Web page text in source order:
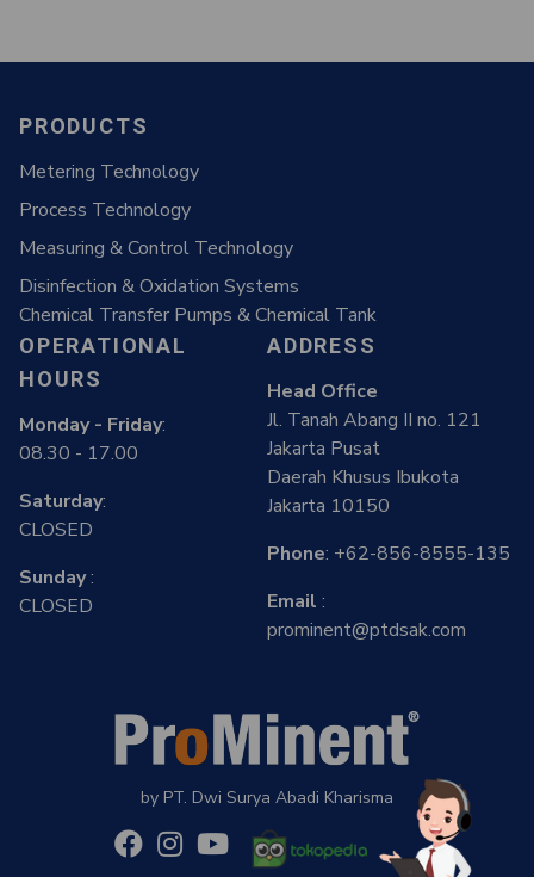
by PT. Dwi Surya Abadi Kharisma
PRODUCTS
Metering Technology
Process Technology
Measuring & Control Technology
Disinfection & Oxidation Systems
Chemical Transfer Pumps & Chemical Tank
OPERATIONAL
HOURS
Monday - Friday:
08.30 - 17.00
Saturday:
CLOSED
Sunday:
CLOSED
ADDRESS
Head Office
Jl. Tanah Abang II no. 121
Jakarta Pusat
Daerah Khusus Ibukota
Jakarta 10150
Phone: +62-856-8555-135
Email :
prominent@ptdsak.com